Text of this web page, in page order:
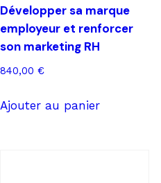
Développer sa marque
employeur et renforcer
son marketing RH
840,00 €
Ajouter au panier